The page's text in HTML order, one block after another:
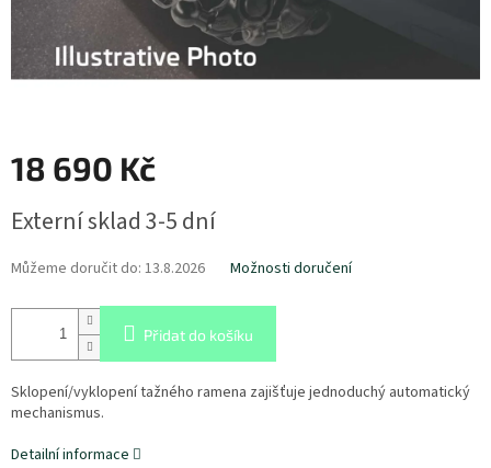
18 690 Kč
cena:
Externí sklad 3-5 dní
Můžeme doručit do: 13.8.2026 Možnosti doručení
Přidat do košíku
Sklopení/vyklopení tažného ramena zajišťuje jednoduchý automatický
mechanismus.
Detailní informace